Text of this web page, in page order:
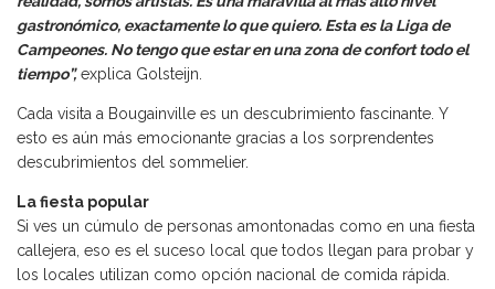
gastronómico, exactamente lo que quiero. Esta es la Liga de
Campeones. No tengo que estar en una zona de confort todo el
tiempo”,explica Golsteijn.
Cada visita a Bougainville es un descubrimiento fascinante. Y
esto es aún más emocionante gracias a los sorprendentes
descubrimientos del sommelier.
La fiesta popular
Si ves un cúmulo de personas amontonadas como en una fiesta
callejera, eso es el suceso local que todos llegan para probar y
los locales utilizan como opción nacional de comida rápida.